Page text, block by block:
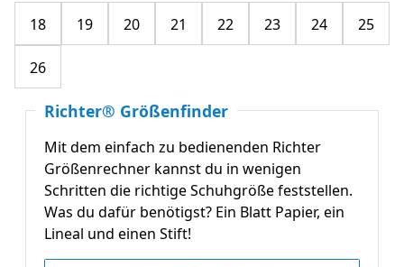
18 19 20 21 22 23 24 25
26
Richter® Größenfinder
Mit dem einfach zu bedienenden Richter
Größenrechner kannst du in wenigen
Schritten die richtige Schuhgröße feststellen.
Was du dafür benötigst? Ein Blatt Papier, ein
Lineal und einen Stift!